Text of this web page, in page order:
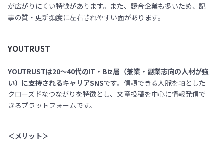
が広がりにくい特徴があります。また、競合企業も多いため、記
事の質・更新頻度に左右されやすい面があります。
YOUTRUST
YOUTRUSTは20〜40代のIT・Biz層（兼業・副業志向の人材が強
い）に支持されるキャリアSNSです。信頼できる人脈を軸とした
クローズドなつながりを特徴とし、文章投稿を中心に情報発信で
きるプラットフォームです。
＜メリット＞